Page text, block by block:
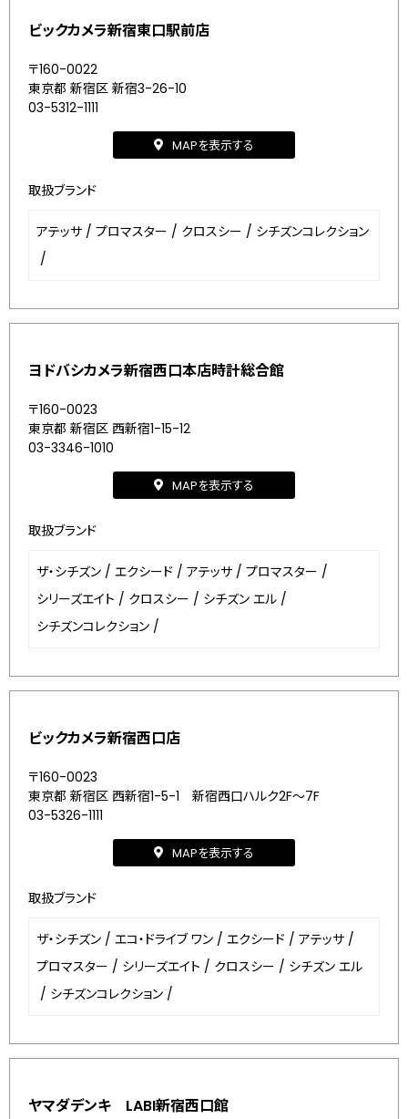
ビックカメラ新宿東口駅前店
〒160-0022
東京都 新宿区 新宿3-26-10
03-5312-1111
MAPを表示する
取扱ブランド
アテッサ / プロマスター / クロスシー / シチズンコレクション
/
ヨドバシカメラ新宿西口本店時計総合館
〒160-0023
東京都 新宿区 西新宿1-15-12
03-3346-1010
MAPを表示する
取扱ブランド
ザ・シチズン / エクシード / アテッサ / プロマスター /
シリーズエイト / クロスシー / シチズン エル /
シチズンコレクション /
ビックカメラ新宿西口店
〒160-0023
東京都 新宿区 西新宿1-5-1 新宿西口ハルク2F～7F
03-5326-1111
MAPを表示する
取扱ブランド
ザ・シチズン / エコ・ドライブ ワン / エクシード / アテッサ /
プロマスター / シリーズエイト / クロスシー / シチズン エル
/ シチズンコレクション /
ヤマダデンキ LABI新宿西口館